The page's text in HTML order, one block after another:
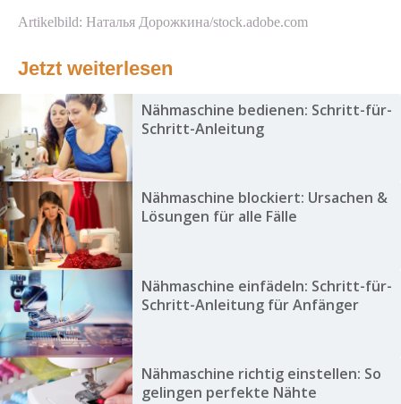
Artikelbild: Наталья Дорожкина/stock.adobe.com
Jetzt weiterlesen
Nähmaschine bedienen: Schritt-für-
Schritt-Anleitung
Nähmaschine blockiert: Ursachen &
Lösungen für alle Fälle
Nähmaschine einfädeln: Schritt-für-
Schritt-Anleitung für Anfänger
Nähmaschine richtig einstellen: So
gelingen perfekte Nähte